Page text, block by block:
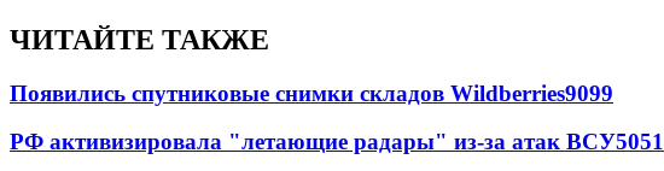
ЧИТАЙТЕ ТАКЖЕ
Появились спутниковые снимки складов Wildberries9099
РФ активизировала "летающие радары" из-за атак ВСУ5051